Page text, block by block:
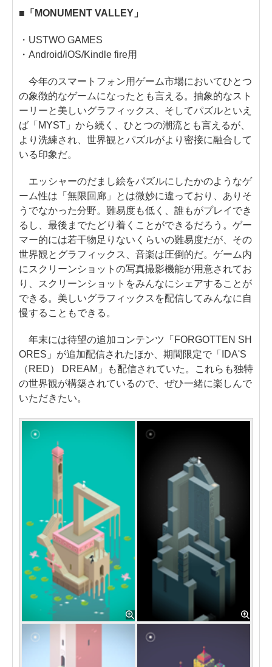
■「MONUMENT VALLEY」
・USTWO GAMES
・Android/iOS/Kindle fire用
今年のスマートフォン用ゲーム市場においてひとつ
の象徴的なゲームになったとも言える。抽象的なスト
ーリーと美しいグラフィックス、そしてパズルといえ
ば「MYST」から続く、ひとつの潮流とも言えるが、
より洗練され、世界観とパズルがより密接に融合して
いる印象だ。
エッシャーのだまし絵をパズルにしたかのようなゲ
ーム性は「無限回廊」とは微妙に違っており、ありそ
うでなかった分野。難易度も低く、誰もがプレイでき
るし、最後までたどり着くことができるだろう。ゲー
マー的には若干物足りないくらいの難易度だが、その
世界観とグラフィックス、音楽は圧倒的だ。ゲーム内
にスクリーンショットの写真撮影機能が用意されてお
り、スクリーンショットをみんなにシェアすることが
できる。美しいグラフィックスを配信してみんなに自
慢することもできる。
年末には待望の追加コンテンツ「FORGOTTEN SH
ORES」が追加配信されたほか、期間限定で「IDA'S
（RED） DREAM」も配信されていた。これらも独特
の世界観が構築されているので、ぜひ一緒に楽しんで
いただきたい。